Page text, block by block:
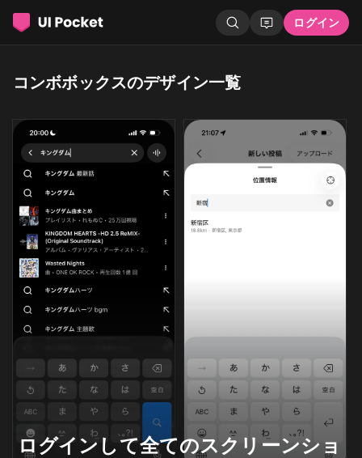
ログイン
コンボボックスのデザイン一覧
ログインして全てのスクリーンショ